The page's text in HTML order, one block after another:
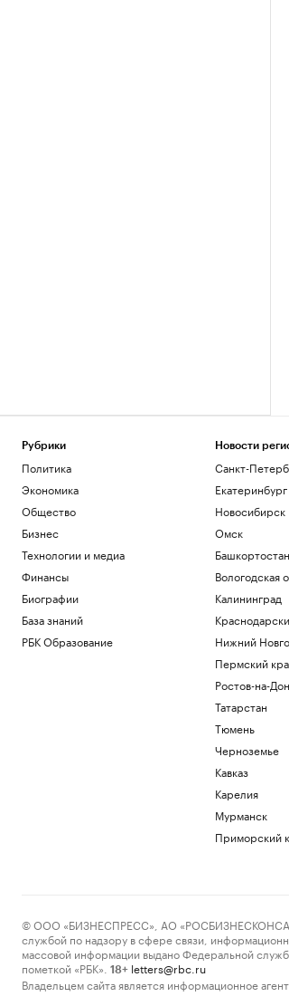
Рубрики
Политика
Экономика
Общество
Бизнес
Технологии и медиа
Финансы
Биографии
База знаний
РБК Образование
Новости
Санкт-
Екатеринбург
Новосибирск
Омск
Башкортостан
Вологодская
Калининград
Нижний
Пермский
Ростов-на-
Татарстан
Тюмень
Черноземье
Кавказ
Карелия
Мурманск
Приморский
© ООО «БИЗНЕСПРЕСС», АО
службой по надзору в сфере связи,
массовой информации выдано Федеральной
пометкой «РБК».
18+ letters@rbc.ru
Владельцем сайта является информационное